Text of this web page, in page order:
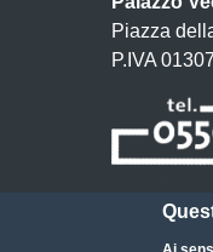
Piazza
P.IVA
Posta